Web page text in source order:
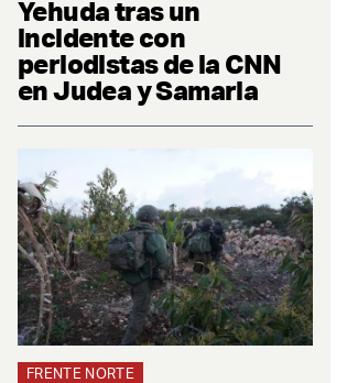
Yehuda tras un
incidente con
periodistas de la CNN
en Judea y Samaria
FRENTE NORTE